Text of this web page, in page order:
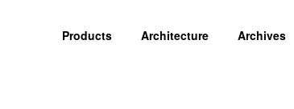
Products Architecture Archives